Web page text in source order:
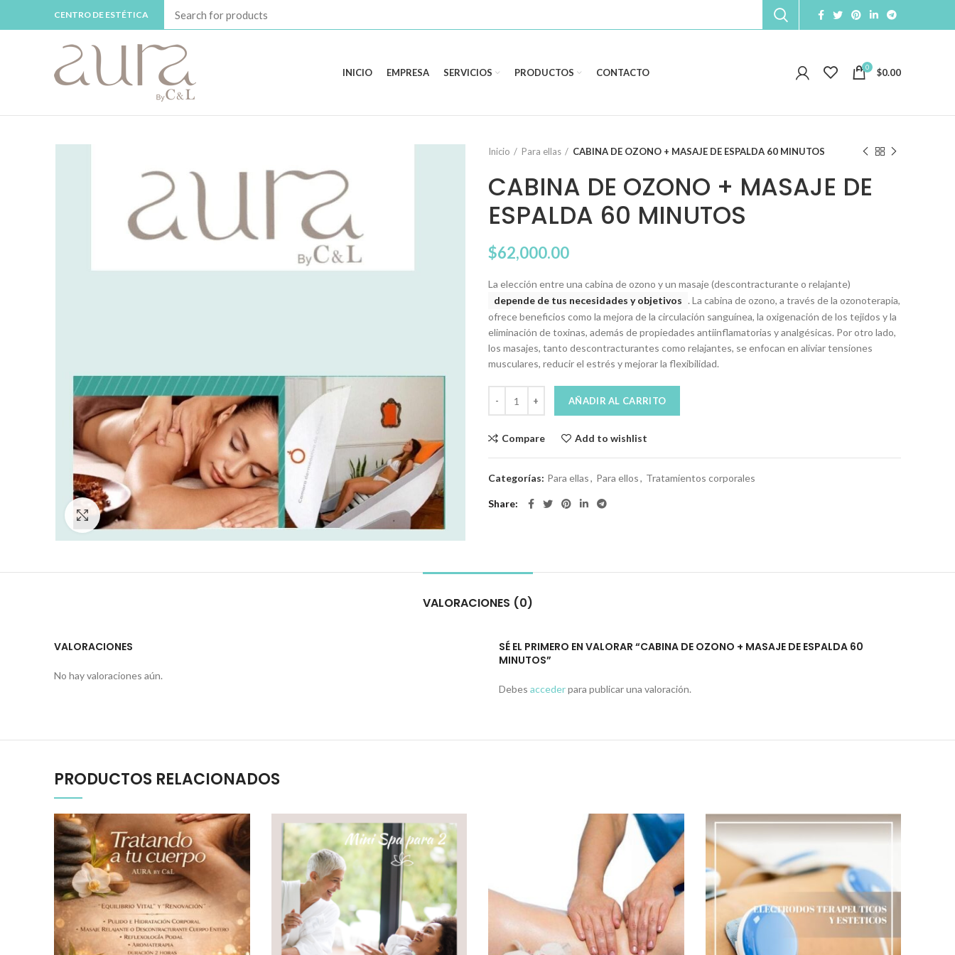
CENTRO DE ESTÉTICA
INICIO EMPRESA SERVICIOS PRODUCTOS CONTACTO 0 $0.00
Click to enlarge
Inicio Para ellas CABINA DE OZONO + MASAJE DE ESPALDA 60 MINUTOS
CABINA DE OZONO + MASAJE DE
ESPALDA 60 MINUTOS
$62,000.00
La elección entre una cabina de ozono y un masaje (descontracturante o relajante)
depende de tus necesidades y objetivos . La cabina de ozono, a través de la ozonoterapia,
ofrece beneficios como la mejora de la circulación sanguínea, la oxigenación de los tejidos y la
eliminación de toxinas, además de propiedades antiinflamatorias y analgésicas. Por otro lado,
los masajes, tanto descontracturantes como relajantes, se enfocan en aliviar tensiones
musculares, reducir el estrés y mejorar la flexibilidad.
AÑADIR AL CARRITO
Compare Add to wishlist
Categorías: Para ellas, Para ellos, Tratamientos corporales
Share
VALORACIONES (0)
VALORACIONES
No hay valoraciones aún.
SÉ EL PRIMERO EN VALORAR “CABINA DE OZONO + MASAJE DE ESPALDA 60
MINUTOS”
Debes accederpara publicar una valoración.
PRODUCTOS RELACIONADOS